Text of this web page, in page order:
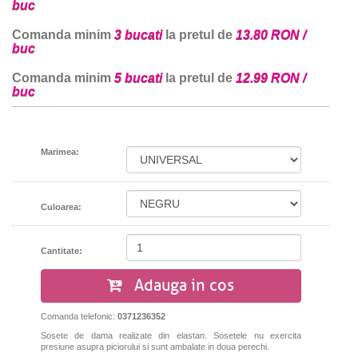
buc
Comanda minim 3 bucatila pretul de 13.80 RON /
buc
Comanda minim 5 bucatila pretul de 12.99 RON /
buc
Marimea:
Culoarea:
Cantitate:
Adauga in cos
Comanda telefonic: 0371236352
Sosete de dama realizate din elastan. Sosetele nu exercita
presiune asupra piciorului si sunt ambalate in doua perechi.